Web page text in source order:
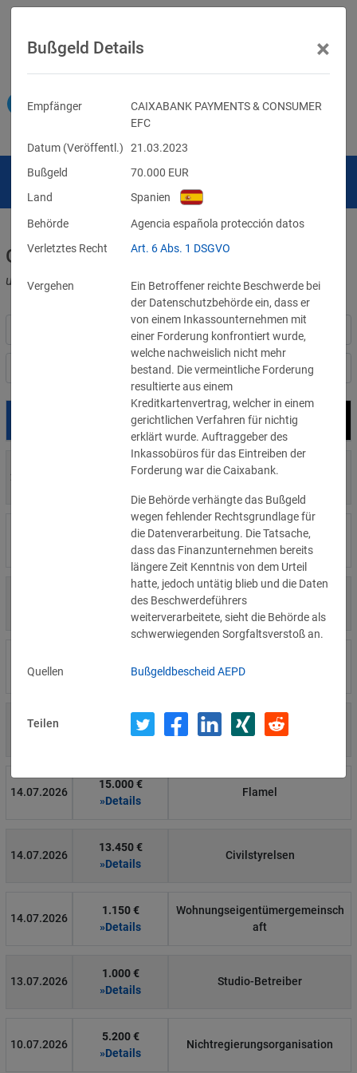
Geldbußen für DSGVO-Verstöße
und für Verletzungen anderer Datenschutzgesetze
Nach Land filtern
Bußgeld Empfänger
29.07.2026
700 €
Privatperson
1.715.600 €
»Details
Wind Tre
6.358 €
Privatperson
14.07.2026
»Details
Wirtschaftsprüfungsgesellschaft
14.07.2026
4.000 €
»Details
Η Μάθηση
14.07.2026
15.000 €
»Details
Flamel
14.07.2026
13.450 €
»Details
Civilstyrelsen
14.07.2026
1.150 €
»Details
Wohnungseigentümergemeinsch
aft
13.07.2026
1.000 €
»Details
Studio-Betreiber
10.07.2026
5.200 €
»Details
Nichtregierungsorganisation
Bußgeld Details ×
Empfänger
CAIXABANK PAYMENTS & CONSUMER
EFC
Datum (Veröffentl.)
21.03.2023
Bußgeld
70.000 EUR
Land
Spanien
Behörde
Agencia española protección datos
Verletztes Recht
Art. 6 Abs. 1 DSGVO
Vergehen
Ein Betroffener reichte Beschwerde bei
der Datenschutzbehörde ein, dass er
von einem Inkassounternehmen mit
einer Forderung konfrontiert wurde,
welche nachweislich nicht mehr
bestand. Die vermeintliche Forderung
resultierte aus einem
Kreditkartenvertrag, welcher in einem
gerichtlichen Verfahren für nichtig
erklärt wurde. Auftraggeber des
Inkassobüros für das Eintreiben der
Forderung war die Caixabank.
Die Behörde verhängte das Bußgeld
wegen fehlender Rechtsgrundlage für
die Datenverarbeitung. Die Tatsache,
dass das Finanzunternehmen bereits
längere Zeit Kenntnis von dem Urteil
hatte, jedoch untätig blieb und die Daten
des Beschwerdeführers
weiterverarbeitete, sieht die Behörde als
schwerwiegenden Sorgfaltsverstoß an.
Quellen Bußgeldbescheid AEPD
Teilen